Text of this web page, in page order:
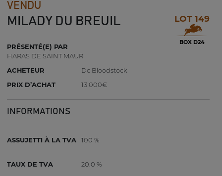
VENDU
MILADY DU BREUIL LOT 149
BOX D24
PRÉSENTÉ(E) PAR
HARAS DE SAINT MAUR
ACHETEUR
Dc Bloodstock
PRIX D’ACHAT
13 000€
INFORMATIONS
ASSUJETTI À LA TVA 100 %
TAUX DE TVA 20.0 %